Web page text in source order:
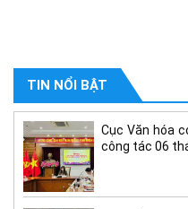
TIN NỔI BẬT
Cục Văn hóa
công tác 06